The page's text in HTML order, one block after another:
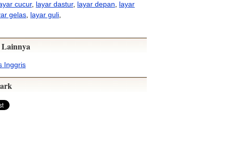
cucur, layar dastur, layar depan
layar
gelas layar guli
Inggris